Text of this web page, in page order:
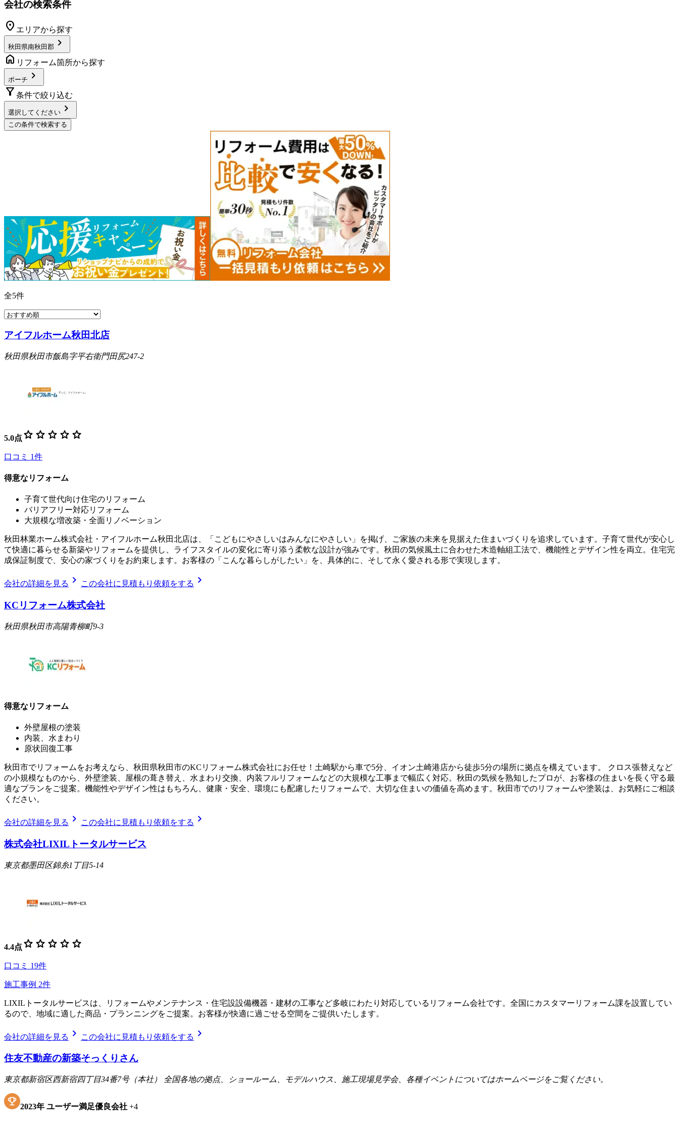
会社の検索条件
location_on エリアから探す
秋田県南秋田郡 chevron_right
home リフォーム箇所から探す
ポーチ chevron_right
filter_alt 条件で絞り込む
選択してください chevron_right
この条件で検索する
全5件
アイフルホーム秋田北店
秋田県秋田市飯島字平右衛門田尻247-2
5.0点 star star star star star
口コミ 1件
得意なリフォーム
子育て世代向け住宅のリフォーム
バリアフリー対応リフォーム
大規模な増改築・全面リノベーション
秋田林業ホーム株式会社・アイフルホーム秋田北店は、「こどもにやさしいはみんなにやさしい」を掲げ、ご家族の未来を見据えた住まいづくりを追求しています。子育て世代が安心し
て快適に暮らせる新築やリフォームを提供し、ライフスタイルの変化に寄り添う柔軟な設計が強みです。秋田の気候風土に合わせた木造軸組工法で、機能性とデザイン性を両立。住宅完
成保証制度で、安心の家づくりをお約束します。お客様の「こんな暮らしがしたい」を、具体的に、そして永く愛される形で実現します。
会社の詳細を見る chevron_right この会社に見積もり依頼をする chevron_right
KCリフォーム株式会社
秋田県秋田市高陽青柳町9-3
得意なリフォーム
外壁屋根の塗装
内装、水まわり
原状回復工事
秋田市でリフォームをお考えなら、秋田県秋田市のKCリフォーム株式会社にお任せ！土崎駅から車で5分、イオン土崎港店から徒歩5分の場所に拠点を構えています。 クロス張替えなど
の小規模なものから、外壁塗装、屋根の葺き替え、水まわり交換、内装フルリフォームなどの大規模な工事まで幅広く対応。秋田の気候を熟知したプロが、お客様の住まいを長く守る最
適なプランをご提案。機能性やデザイン性はもちろん、健康・安全、環境にも配慮したリフォームで、大切な住まいの価値を高めます。秋田市でのリフォームや塗装は、お気軽にご相談
ください。
会社の詳細を見る chevron_right この会社に見積もり依頼をする chevron_right
株式会社LIXILトータルサービス
東京都墨田区錦糸1丁目5-14
4.4点 star star star star star
口コミ 19件
施工事例 2件
LIXILトータルサービスは、リフォームやメンテナンス・住宅設設備機器・建材の工事など多岐にわたり対応しているリフォーム会社です。全国にカスタマーリフォーム課を設置してい
るので、地域に適した商品・プランニングをご提案。お客様が快適に過ごせる空間をご提供いたします。
会社の詳細を見る chevron_right この会社に見積もり依頼をする chevron_right
住友不動産の新築そっくりさん
東京都新宿区西新宿四丁目34番7号（本社） 全国各地の拠点、ショールーム、モデルハウス、施工現場見学会、各種イベントについてはホームページをご覧ください。
2023年 ユーザー満足優良会社 +4